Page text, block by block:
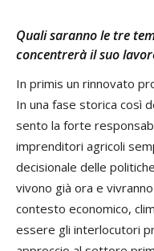
Quali saranno le tre
concentrerà il suo
In primis un rinnovato
In una fase storica così
sento la forte
imprenditori agricoli
decisionale delle
vivono già ora e
contesto economico,
essere gli interlocutori